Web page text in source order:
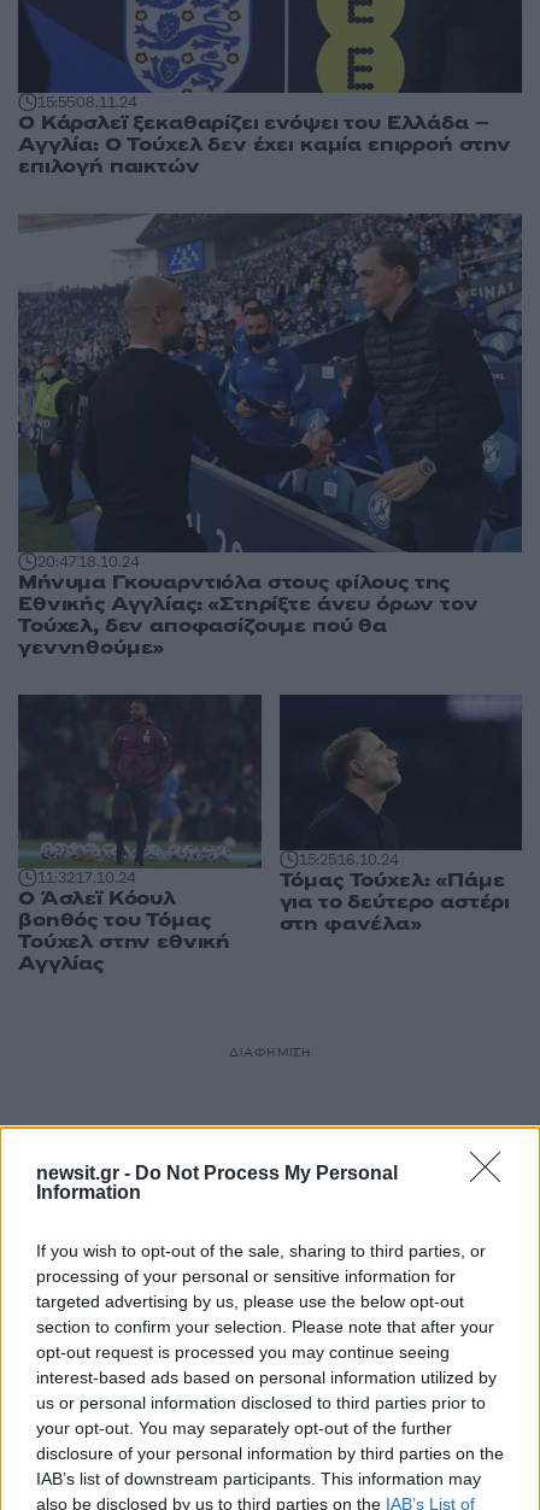
newsit.gr - Do Not Process My Personal
Information
If you wish to opt-out of the sale, sharing to third parties, or
processing of your personal or sensitive information for
targeted advertising by us, please use the below opt-out
section to confirm your selection. Please note that after your
opt-out request is processed you may continue seeing
interest-based ads based on personal information utilized by
us or personal information disclosed to third parties prior to
your opt-out. You may separately opt-out of the further
disclosure of your personal information by third parties on the
IAB’s list of downstream participants. This information may
also be disclosed by us to third parties on the IAB’s List of
15:5508.11.24
Ο Κάρσλεϊ ξεκαθαρίζει ενόψει του Ελλάδα –
Αγγλία: Ο Τούχελ δεν έχει καμία επιρροή στην
επιλογή παικτών
20:4718.10.24
Μήνυμα Γκουαρντιόλα στους φίλους της
Εθνικής Αγγλίας: «Στηρίξτε άνευ όρων τον
Τούχελ, δεν αποφασίζουμε πού θα
γεννηθούμε»
11:3217.10.24
Ο Άσλεϊ Κόουλ
βοηθός του Τόμας
Τούχελ στην εθνική
Αγγλίας
15:2516.10.24
Τόμας Τούχελ: «Πάμε
για το δεύτερο αστέρι
στη φανέλα»
ΔΙΑΦΗΜΙΣΗ